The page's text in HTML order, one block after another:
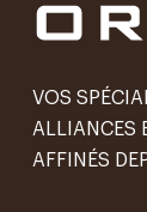
VOS
ALLIANCES
AFFINÉS